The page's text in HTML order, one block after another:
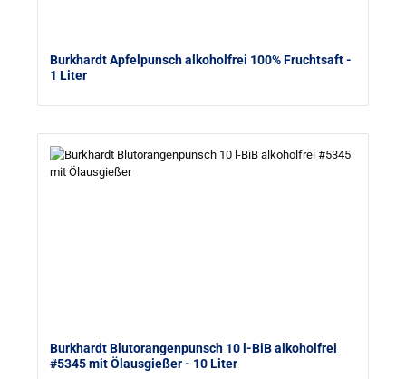
Burkhardt Apfelpunsch alkoholfrei 100% Fruchtsaft-
1 Liter
Burkhardt Blutorangenpunsch 10 l-BiB alkoholfrei
#5345 mit Ölausgießer- 10 Liter